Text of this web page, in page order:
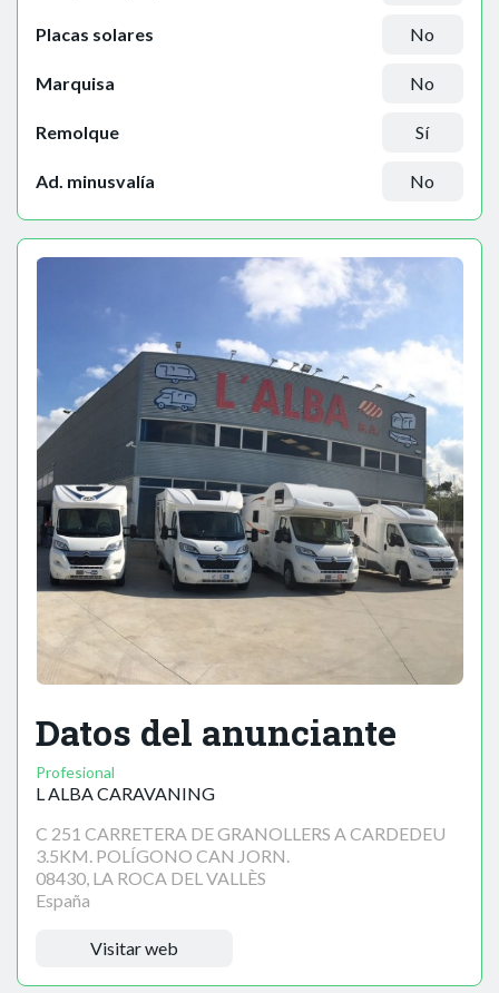
Placas solares No
Marquisa No
Remolque Sí
Ad. minusvalía No
Datos del anunciante
Profesional
L ALBA CARAVANING
C 251 CARRETERA DE GRANOLLERS A CARDEDEU
3.5KM. POLÍGONO CAN JORN.
08430, LA ROCA DEL VALLÈS
España
Visitar web